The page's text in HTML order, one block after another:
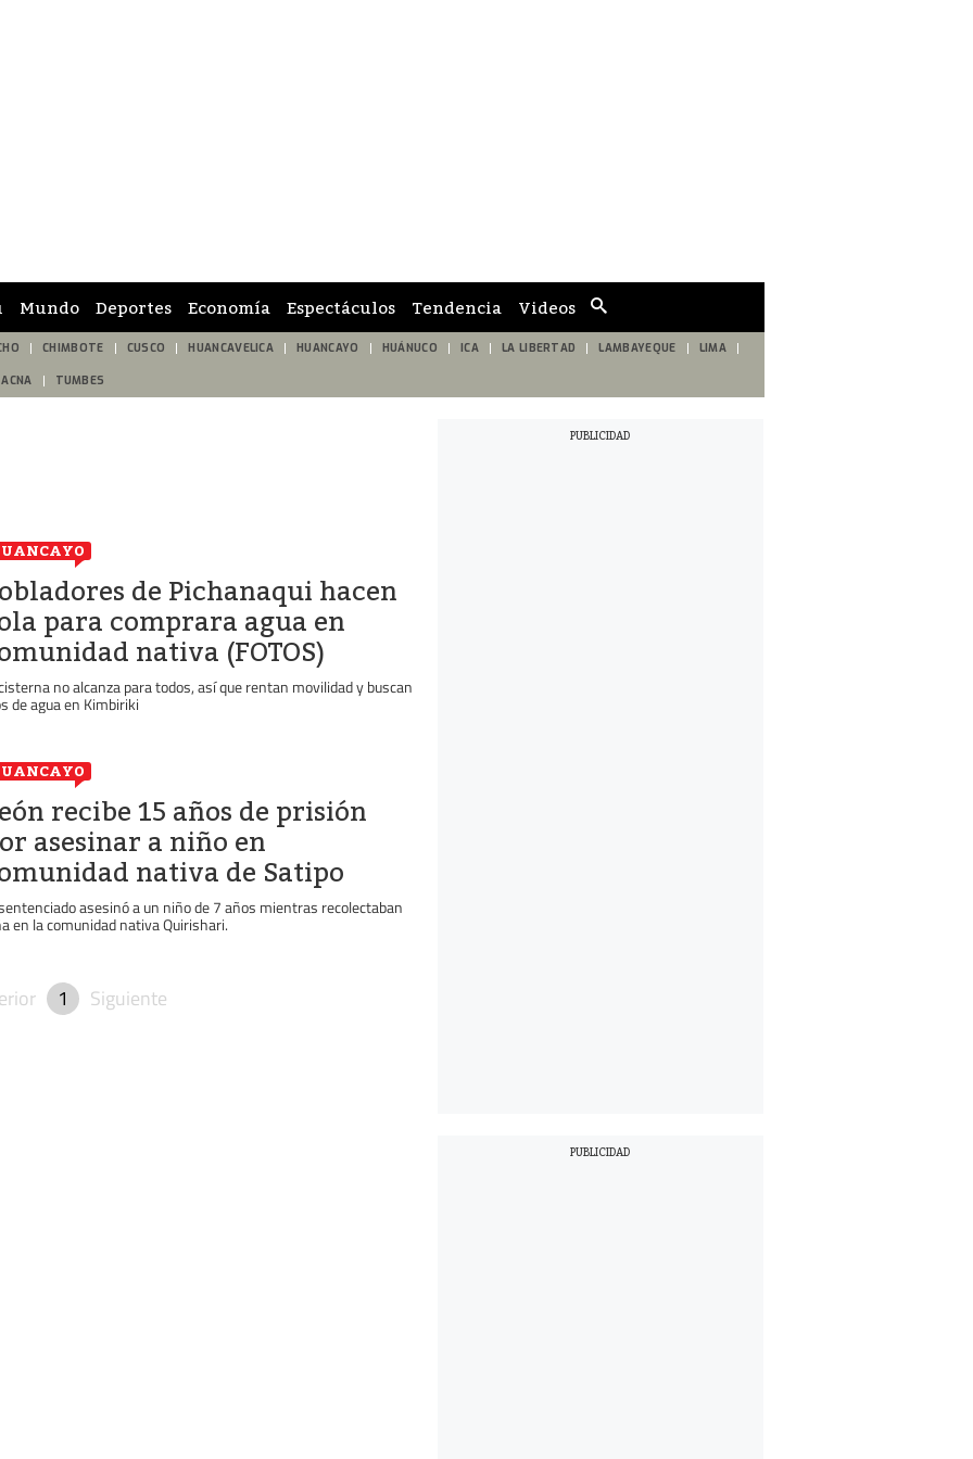
de
búsqueda
Mundo Deportes Economía Espectáculos Tendencia Videos
CHIMBOTE CUSCO HUANCAVELICA HUANCAYO HUÁNUCO ICA LA LIBERTAD LAMBAYEQUE LIMA
TUMBES
de Pichanaqui hacen
para comprara agua en
nativa (FOTOS)
no alcanza para todos, así que rentan movilidad y buscan
de agua en Kimbiriki
recibe 15 años de prisión
asesinar a niño en
nativa de Satipo
asesinó a un niño de 7 años mientras recolectaban
en la comunidad nativa Quirishari.
1 Siguiente